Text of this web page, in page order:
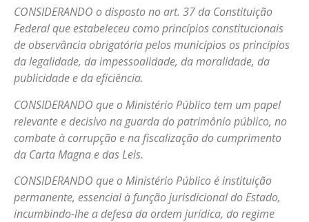
CONSIDERANDO o disposto no art. 37 da Constituição
Federal que estabeleceu como princípios constitucionais
de observância obrigatória pelos municípios os princípios
da legalidade, da impessoalidade, da moralidade, da
publicidade e da eficiência.
CONSIDERANDO que o Ministério Público tem um papel
relevante e decisivo na guarda do patrimônio público, no
combate à corrupção e na fiscalização do cumprimento
da Carta Magna e das Leis.
CONSIDERANDO que o Ministério Público é instituição
permanente, essencial à função jurisdicional do Estado,
incumbindo-lhe a defesa da ordem jurídica, do regime